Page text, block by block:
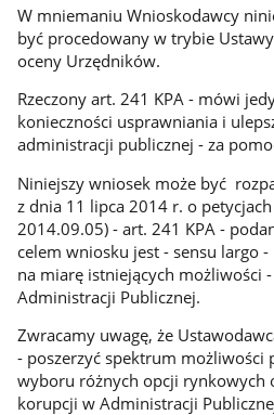
W mniemaniu Wnioskodawcy
być procedowany w trybie
oceny Urzędników.
Rzeczony art. 241 KPA - mówi
konieczności usprawniania i
administracji publicznej - za
Niniejszy wniosek może być
z dnia 11 lipca 2014 r. o
2014.09.05) - art. 241 KPA -
celem wniosku jest - sensu largo
na miarę istniejących możliwości
Administracji Publicznej.
Zwracamy uwagę, że
- poszerzyć spektrum możliwości
wyboru różnych opcji rynkowych
korupcji w Administracji